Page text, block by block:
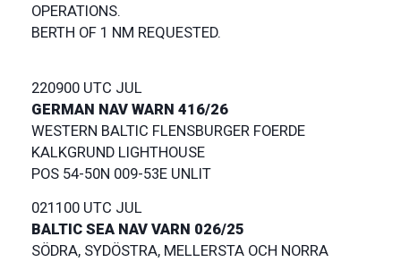
OPERATIONS.
BERTH OF 1 NM REQUESTED.
220900 UTC JUL
GERMAN NAV WARN 416/26
WESTERN BALTIC FLENSBURGER FOERDE
KALKGRUND LIGHTHOUSE
021100 UTC JUL
BALTIC SEA NAV VARN 026/25
SÖDRA, SYDÖSTRA, MELLERSTA OCH NORRA